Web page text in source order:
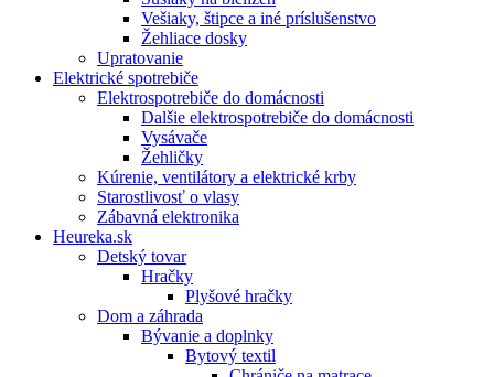
Vešiaky, štipce a iné príslušenstvo
Žehliace dosky
Upratovanie
Elektrické spotrebiče
Elektrospotrebiče do domácnosti
Dalšie elektrospotrebiče do domácnosti
Vysávače
Žehličky
Kúrenie, ventilátory a elektrické krby
Starostlivosť o vlasy
Zábavná elektronika
Heureka.sk
Detský tovar
Hračky
Plyšové hračky
Dom a záhrada
Bývanie a doplnky
Bytový textil